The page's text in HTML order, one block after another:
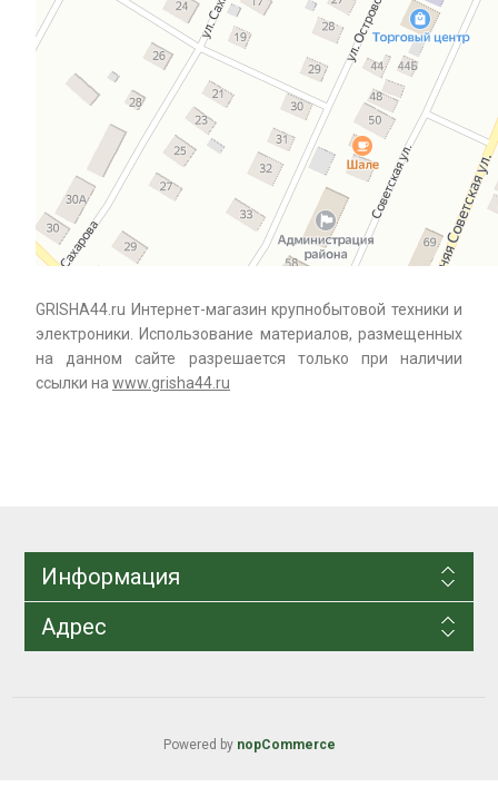
GRISHA44.ru Интернет-магазин крупнобытовой техники и
электроники. Использование материалов, размещенных
на данном сайте разрешается только при наличии
ссылки на www.grisha44.ru
Информация
Адрес
Powered by nopCommerce